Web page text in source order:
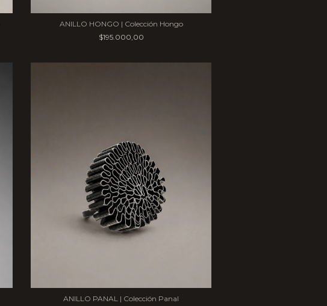
ANILLO HONGO | Colección Hongo
$195.000,00
ANILLO PANAL | Colección Panal